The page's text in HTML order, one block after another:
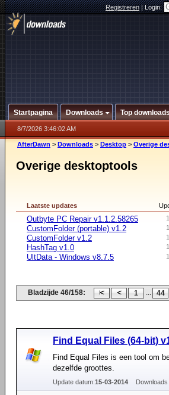
Registreren|Login:
Startpagina Downloads Top
8/7/2026 3:46:02 AM
AfterDawn > Downloads > Desktop > Overige
Overige desktoptools
Laatste updates
Outbyte PC Repair v1.1.2.58265
CustomFolder (portable) v1.2
CustomFolder v1.2
HashTag v1.0
UltData - Windows v8.7.5
Bladzijde 46/158: 1 ... 44
Find Equal Files (64-bit)
Find Equal Files is een tool om
dezelfde groottes.
Update datum:15-03-2014 Downloads